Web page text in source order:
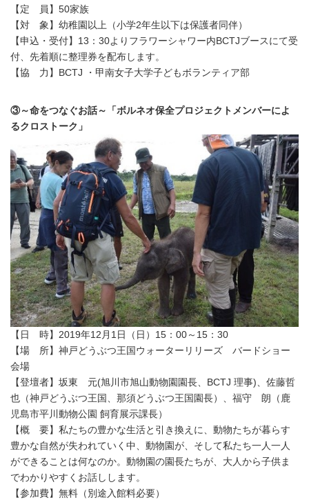
【定 員】50家族
【対 象】幼稚園以上（小学2年生以下は保護者同伴）
【申込・受付】13：30よりフラワーシャワー内BCTJブースにて受
付、先着順に整理券を配布します。
【協 力】BCTJ ・甲南女子大学子どもボランティア部
③～命をつなぐお話～「ボルネオ保全プロジェクトメンバーによ
るクロストーク」
【日 時】2019年12月1日（日）15：00～15：30
【場 所】神戸どうぶつ王国ウォーターリリーズ バードショー
会場
【登壇者】坂東 元(旭川市旭山動物園園長、BCTJ 理事)、佐藤哲
也（神戸どうぶつ王国、那須どうぶつ王国園長）、福守 朗（鹿
児島市平川動物公園 飼育展示課長）
【概 要】私たちの豊かな生活と引き換えに、動物たちが暮らす
豊かな自然が失われていく中、動物園が、そして私たち一人一人
ができることは何なのか。動物園の園長たちが、大人から子供ま
でわかりやすくお話しします。
【参加費】無料（別途入館料必要）